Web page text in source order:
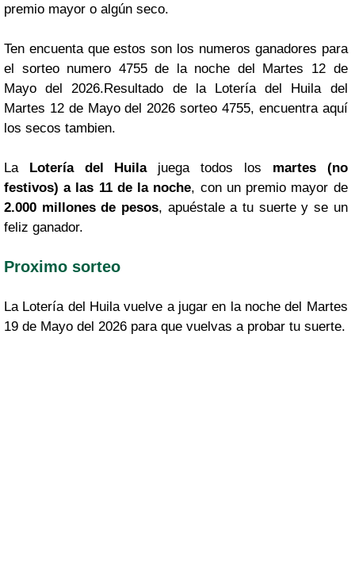
premio mayor o algún seco.
Ten encuenta que estos son los numeros ganadores para
el sorteo numero 4755 de la noche del Martes 12 de
Mayo del 2026.Resultado de la Lotería del Huila del
Martes 12 de Mayo del 2026 sorteo 4755, encuentra aquí
los secos tambien.
La Lotería del Huilajuega todos los martes (no
festivos) a las 11 de la noche, con un premio mayor de
2.000 millones de pesos, apuéstale a tu suerte y se un
feliz ganador.
Proximo sorteo
La Lotería del Huila vuelve a jugar en la noche del Martes
19 de Mayo del 2026 para que vuelvas a probar tu suerte.